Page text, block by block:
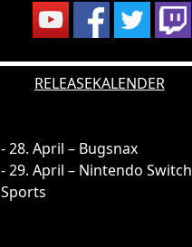
RELEASEKALENDER
28. April – Bugsnax
29. April – Nintendo Switch
Sports